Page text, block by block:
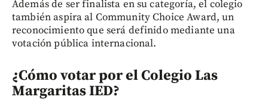
Además de ser finalista en su categoría, el colegio
también aspira al Community Choice Award, un
reconocimiento que será definido mediante una
votación pública internacional.
¿Cómo votar por el Colegio Las
Margaritas IED?